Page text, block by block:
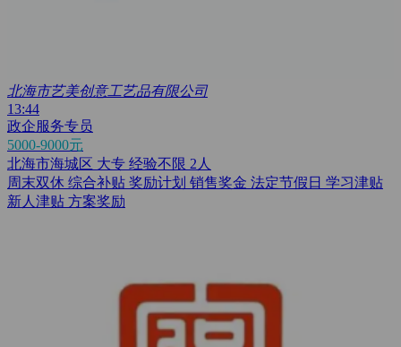
北海市艺美创意工艺品有限公司
13:44
政企服务专员
5000-9000元
北海市海城区 大专 经验不限 2人
周末双休 综合补贴 奖励计划 销售奖金 法定节假日 学习津贴
新人津贴 方案奖励